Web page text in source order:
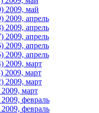
2009, май
2009, апрель
2009, апрель
2009, апрель
2009, апрель
2009, апрель
2009, март
2009, март
2009, март
март
февраль
февраль